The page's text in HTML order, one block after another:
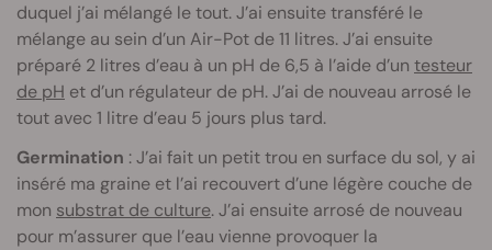
duquel j’ai mélangé le tout. J’ai ensuite transféré le
mélange au sein d’un Air-Pot de 11 litres. J’ai ensuite
préparé 2 litres d’eau à un pH de 6,5 à l’aide d’un testeur
de pH et d’un régulateur de pH. J’ai de nouveau arrosé le
tout avec 1 litre d’eau 5 jours plus tard.
Germination : J’ai fait un petit trou en surface du sol, y ai
inséré ma graine et l’ai recouvert d’une légère couche de
mon substrat de culture. J’ai ensuite arrosé de nouveau
pour m’assurer que l’eau vienne provoquer la